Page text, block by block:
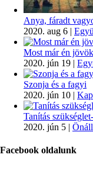
Anya, fáradt
2020. aug 6 |
Most már én
2020. jún 19 |
Szonja és a fagyi
2020. jún 10 |
Tanítás
2020. jún 5 |
Facebook oldalunk